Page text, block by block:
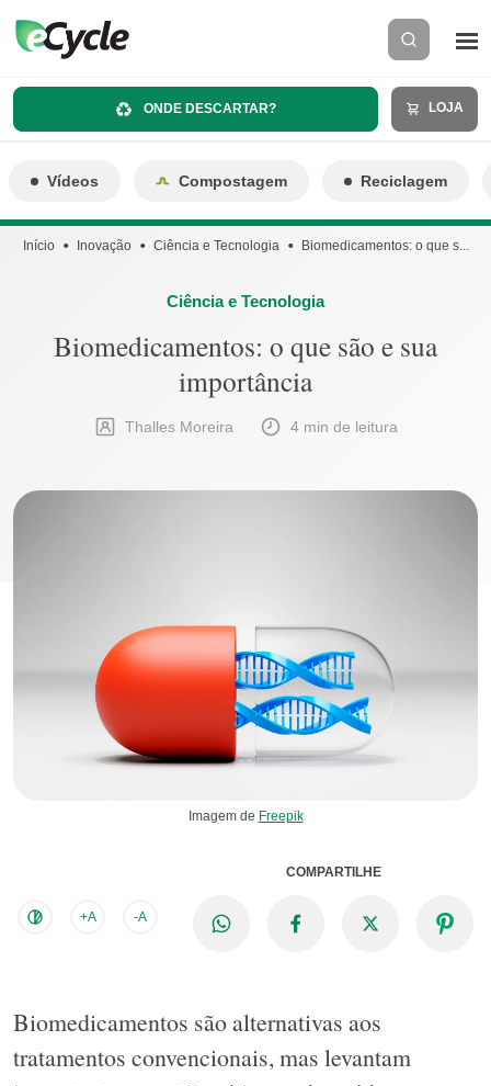
ONDE DESCARTAR? LOJA
Vídeos Compostagem Reciclagem
Início Inovação Ciência e Tecnologia Biomedicamentos: o que s...
Ciência e Tecnologia
Biomedicamentos: o que são e sua
importância
Thalles Moreira 4 min de leitura
Imagem de Freepik
+A -A
COMPARTILHE
Biomedicamentos são alternativas aos
tratamentos convencionais, mas levantam